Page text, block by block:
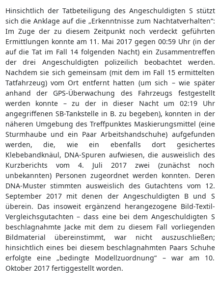
Hinsichtlich der Tatbeteiligung des Angeschuldigten S stützt
sich die Anklage auf die „Erkenntnisse zum Nachtatverhalten“:
Im Zuge der zu diesem Zeitpunkt noch verdeckt geführten
Ermittlungen konnte am 11. Mai 2017 gegen 00:59 Uhr (in der
auf die Tat im Fall 14 folgenden Nacht) ein Zusammentreffen
der drei Angeschuldigten polizeilich beobachtet werden.
Nachdem sie sich gemeinsam (mit dem im Fall 15 ermittelten
Tatfahrzeug) vom Ort entfernt hatten (um sich – wie später
anhand der GPS-Überwachung des Fahrzeugs festgestellt
werden konnte – zu der in dieser Nacht um 02:19 Uhr
angegriffenen SB-Tankstelle in B. zu begeben), konnten in der
näheren Umgebung des Treffpunktes Maskierungsmittel (eine
Sturmhaube und ein Paar Arbeitshandschuhe) aufgefunden
werden, die, wie ein ebenfalls dort gesichertes
Klebebandknäul, DNA-Spuren aufwiesen, die ausweislich des
Kurzberichts vom 4. Juli 2017 zwei (zunächst noch
unbekannten) Personen zugeordnet werden konnten. Deren
DNA-Muster stimmten ausweislich des Gutachtens vom 12.
September 2017 mit denen der Angeschuldigten B und S
überein. Das insoweit ergänzend herangezogene Bild-Textil-
Vergleichsgutachten – dass eine bei dem Angeschuldigten S
beschlagnahmte Jacke mit dem zu diesem Fall vorliegenden
Bildmaterial übereinstimmt, war nicht auszuschließen;
hinsichtlich eines bei diesem beschlagnahmten Paars Schuhe
erfolgte eine „bedingte Modellzuordnung“ – war am 10.
Oktober 2017 fertiggestellt worden.